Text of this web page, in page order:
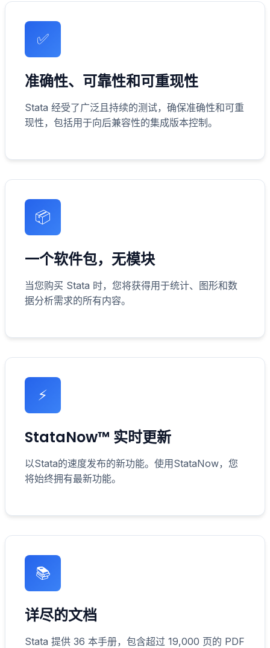
✅
准确性、可靠性和可重现性
Stata 经受了广泛且持续的测试，确保准确性和可重
现性，包括用于向后兼容性的集成版本控制。
📦
一个软件包，无模块
当您购买 Stata 时，您将获得用于统计、图形和数
据分析需求的所有内容。
⚡
StataNow™ 实时更新
以Stata的速度发布的新功能。使用StataNow，您
将始终拥有最新功能。
📚
详尽的文档
Stata 提供 36 本手册，包含超过 19,000 页的 PDF